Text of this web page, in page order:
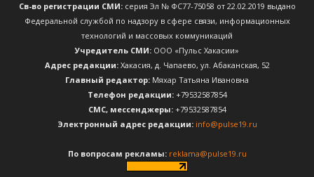
Св-во регистрации СМИ:серия Эл № ФС77-75058 от 22.02.2019 выдано
Федеральной службой по надзору в сфере связи, информационных
технологий и массовых коммуникаций
Учредитель СМИ: ООО «Пульс Хакасии»
Адрес редакции:Хакасия, д. Чапаево, ул. Абаканская, 52
Главный редактор: Мяхар Татьяна Ивановна
Телефон редакции:+79532587854
CМС, мессенджеры:+79532587854
Электронный адрес редакции: info@pulse19.ru
По вопросам рекламы: reklama@pulse19.ru